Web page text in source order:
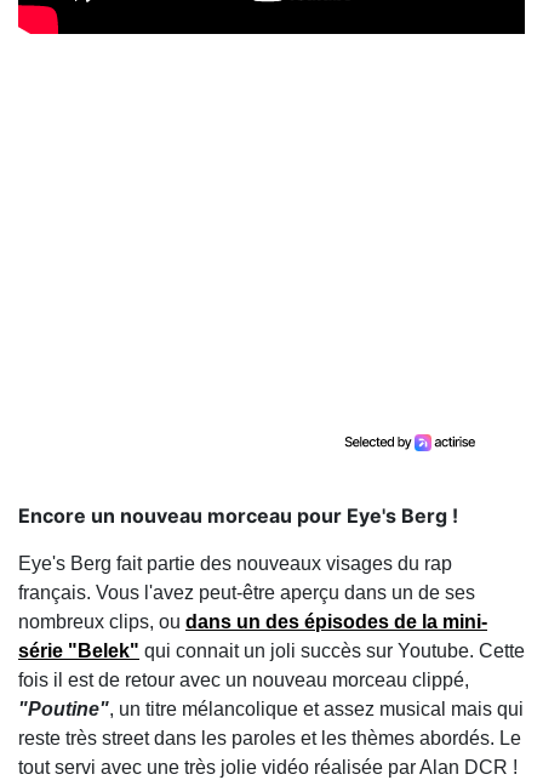
Encore un nouveau morceau pour Eye's Berg !
Eye's Berg fait partie des nouveaux visages du rap
français. Vous l'avez peut-être aperçu dans un de ses
nombreux clips, ou dans un des épisodes de la mini-
série "Belek" qui connait un joli succès sur Youtube. Cette
fois il est de retour avec un nouveau morceau clippé,
"Poutine", un titre mélancolique et assez musical mais qui
reste très street dans les paroles et les thèmes abordés. Le
tout servi avec une très jolie vidéo réalisée par Alan DCR !